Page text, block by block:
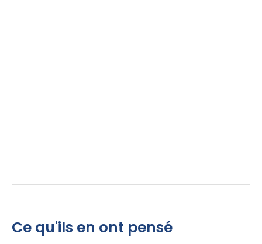
Ce qu'ils en ont pensé